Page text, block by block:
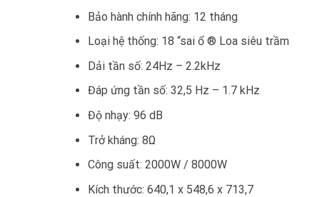
Bảo hành chính hãng: 12 tháng
Loại hệ thống: 18 “sai ổ ® Loa siêu trầm
Dải tần số: 24Hz – 2.2kHz
Đáp ứng tần số: 32,5 Hz – 1.7 kHz
Độ nhạy: 96 dB
Trở kháng: 8Ω
Công suất: 2000W / 8000W
Kích thước: 640,1 x 548,6 x 713,7